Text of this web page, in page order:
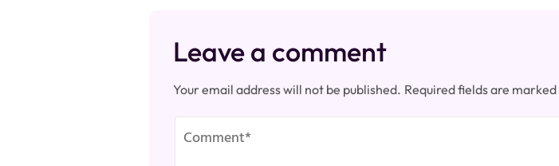
Leave a comment
Your email address will not be published. Required fields are marked